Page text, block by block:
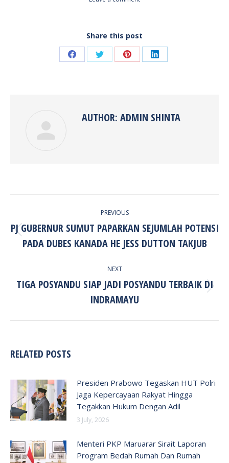
Share this post
Share Share Share Share
AUTHOR: ADMIN SHINTA
PREVIOUS
Previous
post:
PJ GUBERNUR SUMUT PAPARKAN SEJUMLAH POTENSI
PADA DUBES KANADA HE JESS DUTTON TAKJUB
NEXT
Next
post:
TIGA POSYANDU SIAP JADI POSYANDU TERBAIK DI
INDRAMAYU
RELATED POSTS
Presiden Prabowo Tegaskan HUT Polri
Jaga Kepercayaan Rakyat Hingga
Tegakkan Hukum Dengan Adil
3 July, 2026
Menteri PKP Maruarar Sirait Laporan
Program Bedah Rumah Dan Rumah